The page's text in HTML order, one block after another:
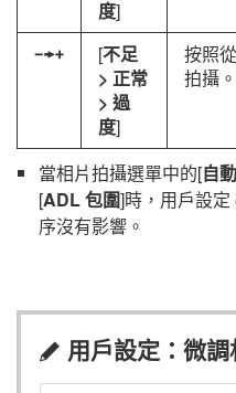
度]
I [不足
> 正常
> 過
度]
按照
拍攝。
當相片拍攝選單中的[自
[ADL 包圍]時，用戶設定
序沒有影響。
A 用戶設定：微